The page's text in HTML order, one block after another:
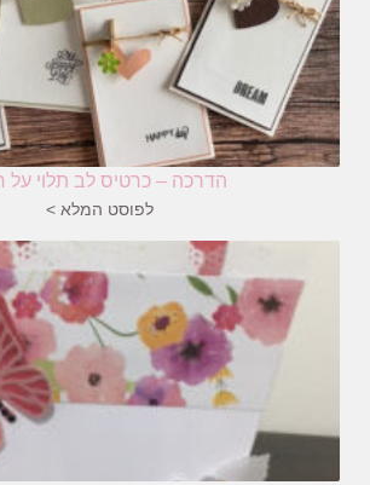
הדרכה – כרטיס לב תלוי על
לפוסט המלא >